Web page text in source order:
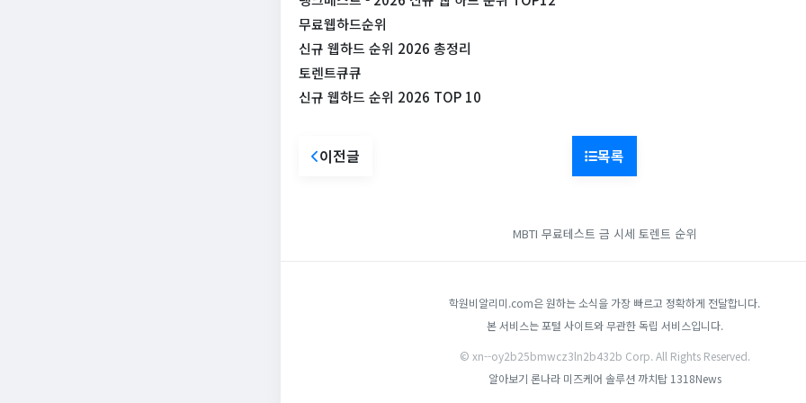
무료웹하드순위
신규 웹하드 순위 2026 총정리
토렌트큐큐
신규 웹하드 순위 2026 TOP 10
이전글 목록
MBTI 무료테스트 금 시세 토렌트 순위
학원비알리미.com은 원하는 소식을 가장 빠르고 정확하게 전달합니다.
본 서비스는 포털 사이트와 무관한 독립 서비스입니다.
© xn--oy2b25bmwcz3ln2b432b Corp. All Rights Reserved.
알아보기 론나라 미즈케어 솔루션 까치탑 1318News